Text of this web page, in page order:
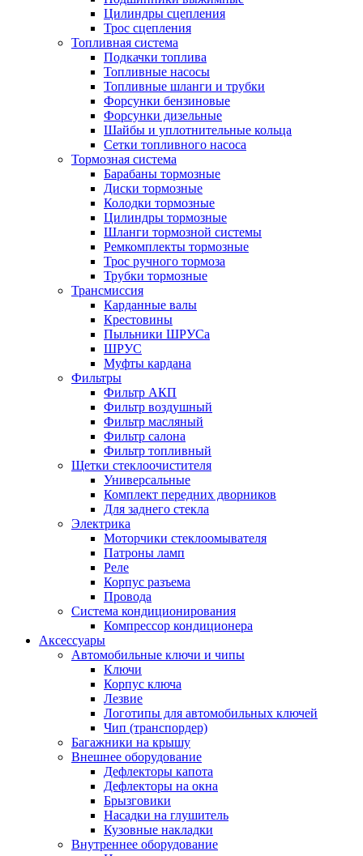
Цилиндры сцепления
Трос сцепления
Топливная система
Подкачки топлива
Топливные насосы
Топливные шланги и трубки
Форсунки бензиновые
Форсунки дизельные
Шайбы и уплотнительные кольца
Сетки топливного насоса
Тормозная система
Барабаны тормозные
Диски тормозные
Колодки тормозные
Цилиндры тормозные
Шланги тормозной системы
Ремкомплекты тормозные
Трос ручного тормоза
Трубки тормозные
Трансмиссия
Карданные валы
Крестовины
Пыльники ШРУСа
ШРУС
Муфты кардана
Фильтры
Фильтр АКП
Фильтр воздушный
Фильтр масляный
Фильтр салона
Фильтр топливный
Щетки стеклоочистителя
Универсальные
Комплект передних дворников
Для заднего стекла
Электрика
Моторчики стеклоомывателя
Патроны ламп
Реле
Корпус разъема
Провода
Система кондиционирования
Компрессор кондиционера
Аксессуары
Автомобильные ключи и чипы
Ключи
Корпус ключа
Лезвие
Логотипы для автомобильных ключей
Чип (транспордер)
Багажники на крышу
Внешнее оборудование
Дефлекторы капота
Дефлекторы на окна
Брызговики
Насадки на глушитель
Кузовные накладки
Внутреннее оборудование